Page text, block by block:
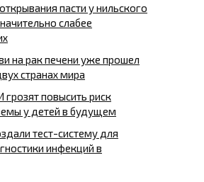
пасти у нильского
слабее
на рак печени уже прошел
странах мира
повысить риск
у детей в будущем
тест-систему для
инфекций в